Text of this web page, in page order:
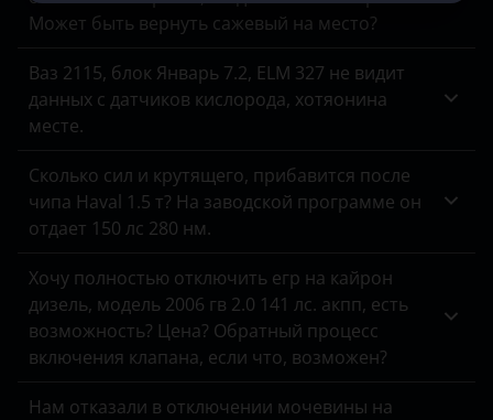
УАЗ
Может быть вернуть сажевый на место?
Ваз 2115, блок Январь 7.2, ELM 327 не видит
данных с датчиков кислорода, хотяонина
месте.
Сколько сил и крутящего, прибавится после
чипа Haval 1.5 т? На заводской программе он
отдает 150 лс 280 нм.
Хочу полностью отключить егр на кайрон
дизель, модель 2006 гв 2.0 141 лс. акпп, есть
возможность? Цена? Обратный процесс
включения клапана, если что, возможен?
Нам отказали в отключении мочевины на